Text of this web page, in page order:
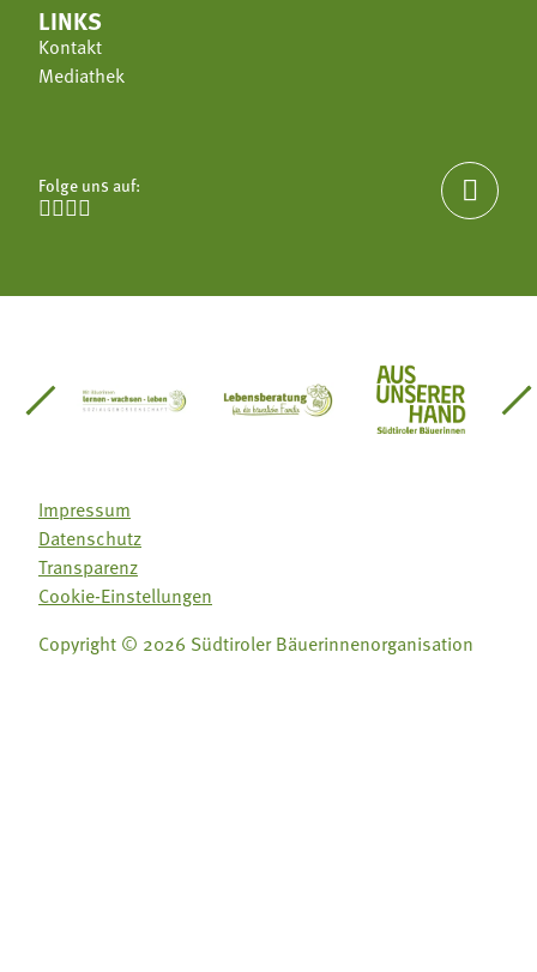
LINKS
Kontakt
Mediathek
Folge uns auf:


Südtirol
Gärtnervereinigung
Sozialgenossenschaft Mit Bäuerinnen lernen -
Lebensberatung für dieAus unserer
Impressum
Datenschutz
Transparenz
Cookie-Einstellungen
Copyright © 2026 Südtiroler Bäuerinnenorganisation